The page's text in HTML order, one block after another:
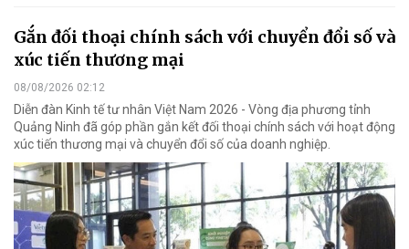
Gắn đối thoại chính sách với chuyển đổi số và
xúc tiến thương mại
08/08/2026 02:12
Diễn đàn Kinh tế tư nhân Việt Nam 2026 - Vòng địa phương tỉnh
Quảng Ninh đã góp phần gắn kết đối thoại chính sách với hoạt động
xúc tiến thương mại và chuyển đổi số của doanh nghiệp.